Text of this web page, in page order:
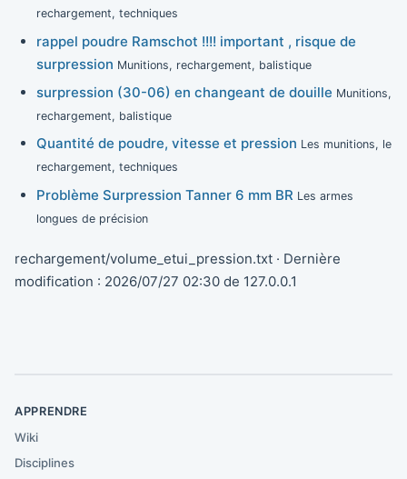
rechargement, techniques
rappel poudre Ramschot !!!! important , risque de
surpression Munitions, rechargement, balistique
surpression (30-06) en changeant de douille Munitions,
rechargement, balistique
Quantité de poudre, vitesse et pression Les munitions, le
rechargement, techniques
Problème Surpression Tanner 6 mm BR Les armes
longues de précision
rechargement/volume_etui_pression.txt · Dernière
modification : 2026/07/27 02:30 de 127.0.0.1
APPRENDRE
Wiki
Disciplines